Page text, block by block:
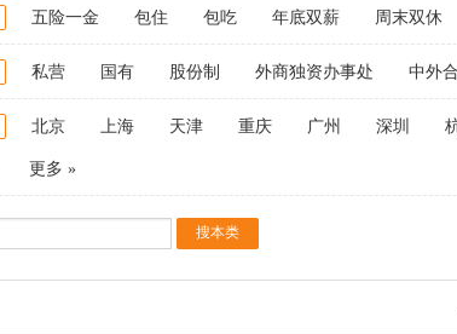
五险一金 包住 包吃 年底双薪 周末双休
私营 国有 股份制 外商独资办事处 中外
北京 上海 天津 重庆 广州 深圳
更多 »